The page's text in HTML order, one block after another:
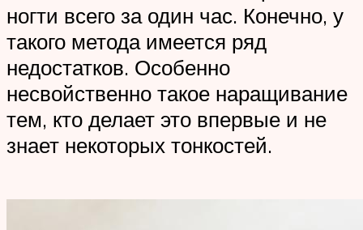
ногти всего за один час. Конечно, у
такого метода имеется ряд
недостатков. Особенно
несвойственно такое наращивание
тем, кто делает это впервые и не
знает некоторых тонкостей.